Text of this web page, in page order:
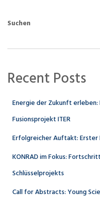
Suchen
Recent Posts
Energie der Zukunft
Fusionsprojekt ITER
Erfolgreicher Auftakt: Erster
KONRAD im Fokus:
Schlüsselprojekts
Call for Abstracts: Young